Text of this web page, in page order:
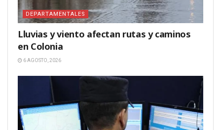
DEPARTAMENTALES
Lluvias y viento afectan rutas y caminos
en Colonia
6 AGOSTO, 2026